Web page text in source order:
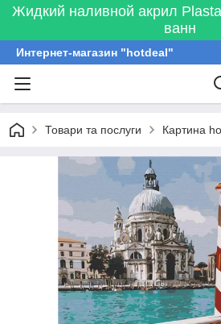
Жидкий наливной акрил
ванн
Интернет-магазин "hotdeal"
Товари та послуги Картина